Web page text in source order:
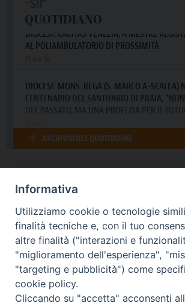
DIOCESI SUBURBICARIA DI
Contatti:Tel.: 06.93268401 - Fax.:
E-mail:
Orari: dal Lunedì al Venerdì Ore:
Lunedì, Mercoledì e Venerdì, Ore
Informativa
Utilizziamo cookie o tecnologie
finalità tecniche e, con il tuo
altre finalità ("interazioni e
"miglioramento dell'esperienza",
"targeting e pubblicità") come
cookie policy.
Cliccando su "accetta" acconsenti